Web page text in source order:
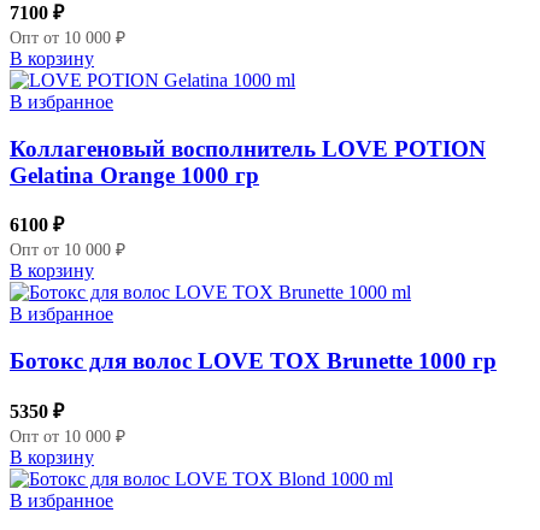
7100 ₽
Опт от 10 000 ₽
В корзину
В избранное
Коллагеновый восполнитель LOVE POTION
Gelatina Orange 1000 гр
6100 ₽
Опт от 10 000 ₽
В корзину
В избранное
Ботокс для волос LOVE TOX Brunette 1000 гр
5350 ₽
Опт от 10 000 ₽
В корзину
В избранное